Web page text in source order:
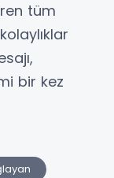
tüm
bir kez